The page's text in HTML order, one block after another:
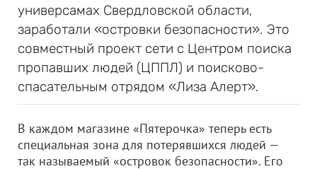
универсамах Свердловской области,
заработали «островки безопасности». Это
совместный проект сети с Центром поиска
пропавших людей (ЦППЛ) и поисково-
спасательным отрядом «Лиза Алерт».
В каждом магазине «Пятерочка» теперь есть
специальная зона для потерявшихся людей —
так называемый «островок безопасности». Его